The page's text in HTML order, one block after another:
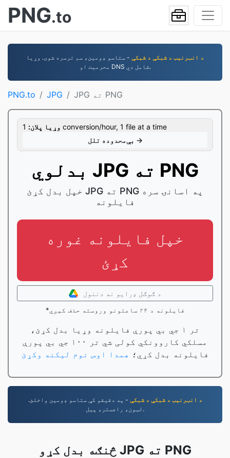
PNG.to
د انټرنېټ د شبکې د شبکې - ستاسو ډومین، سم ترسره شوی. وړیا
محرمیت او DNS شامل دي.
PNG.to JPG JPG ته PNG
وړيا پلان: 1 conversion/hour, 1 file at a time
بې‌محدوده تلل →
بدلوي JPG ته PNG
خپل بدل کړئ JPG ته PNG په اسانۍ سره
فایلونه
خپل فایلونه غوره
کړئ
د ګوګل ډرایو نه دننول
*فایلونه د ۲۴ ساعتونو وروسته حذف کیږي
تر ۱ جي بي پورې فایلونه وړیا بدل کړئ،
مسلکي کاروونکي کولی شي تر ۱۰۰ جي بي پورې
فایلونه بدل کړي؛ همدا اوس نوم لیکنه وکړئ
د انټرنېټ د شبکې د شبکې - په دقیقو کې ستاسو ډومین واخلئ.
لټون، راجستر، پیل.
څنګه بدل کړو JPG ته PNG